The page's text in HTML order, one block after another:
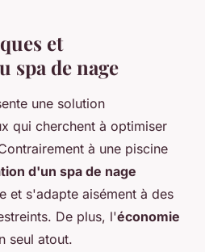
et
spa de nage
une solution
qui cherchent à optimiser
à une piscine
d'un spa de nage
et s'adapte aisément à des
De plus, l'économie
seul atout.